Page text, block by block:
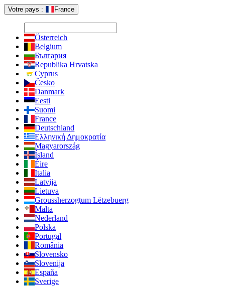
Votre pays : France
Österreich
Belgium
България
Republika Hrvatska
Cyprus
Česko
Danmark
Eesti
Suomi
France
Deutschland
Ελληνική Δημοκρατία
Magyarország
Ísland
Éire
Italia
Latvija
Lietuva
Groussherzogtum Lëtzebuerg
Malta
Nederland
Polska
Portugal
România
Slovensko
Slovenija
España
Sverige